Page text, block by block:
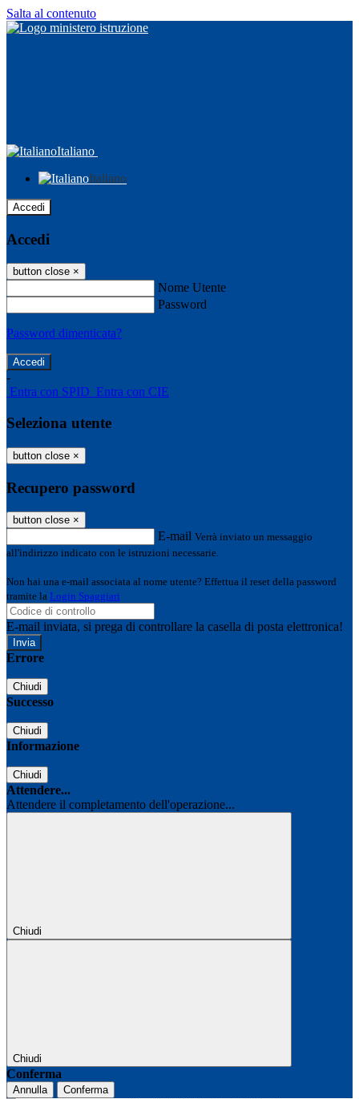
Salta al contenuto
Italiano
Italiano
Accedi
Accedi
button close ×
Nome Utente
Password
Password dimenticata?
-
Entra con SPID Entra con CIE
Seleziona utente
button close ×
Recupero password
button close ×
E-mail Verrà inviato un messaggio
all'indirizzo indicato con le istruzioni necessarie.
Non hai una e-mail associata al nome utente? Effettua il reset della password
tramite la Login Spaggiari
E-mail inviata, si prega di controllare la casella di posta elettronica!
Errore
Chiudi
Successo
Chiudi
Informazione
Chiudi
Attendere...
Attendere il completamento dell'operazione...
Chiudi
Chiudi
Conferma
Annulla Conferma